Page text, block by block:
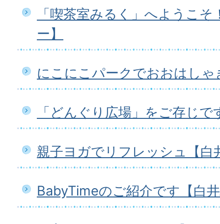
「喫茶室みるく」へようこ
ー】
にこにこパークでおおはしゃ
「どんぐり広場」をご存じで
親子ヨガでリフレッシュ【白
BabyTimeのご紹介です【白